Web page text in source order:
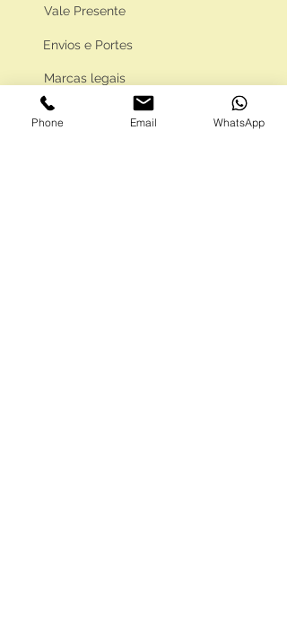
Vale Presente
Envios e Portes
Marcas legais
Programa Fidelidade
Phone Email WhatsApp